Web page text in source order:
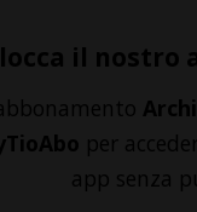
il nostro
per
app senza